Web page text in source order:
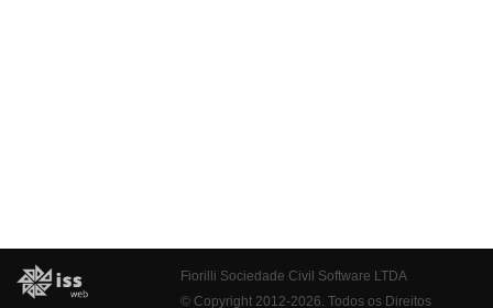
Fiorilli Sociedade Civil Software LTDA
© Copyright 2012-2026. Todos os Direitos